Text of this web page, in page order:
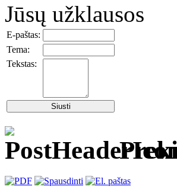
Jūsų užklausos
E-paštas:
Tema:
Tekstas: